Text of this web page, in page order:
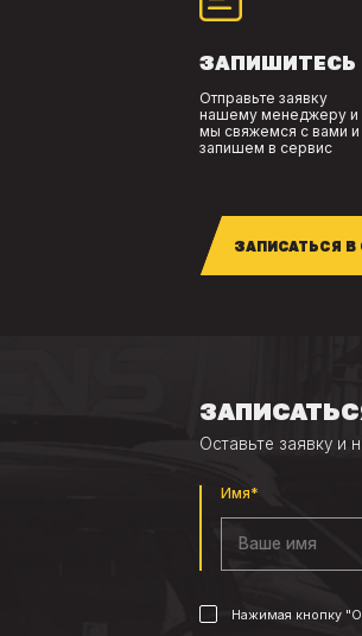
ЗАПИШИТЕСЬ
Отправьте заявку
нашему менеджеру и
мы свяжемся с вами и
запишем в сервис
ЗАПИСАТЬСЯ В
Оставьте заявку и
Имя*
Нажимая кнопку